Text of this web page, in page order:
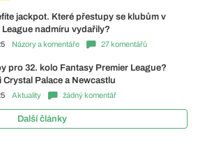
jackpot. Které přestupy se klubům v
League nadmíru vydařily?
Názory a komentáře 27 komentářů
pro 32. kolo Fantasy Premier League?
Crystal Palace a Newcastlu
Aktuality žádný komentář
Další články